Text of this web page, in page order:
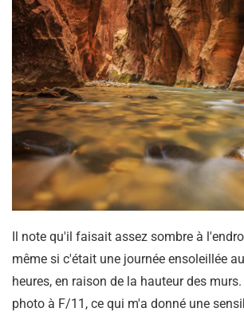
Il note qu'il faisait assez sombre à
même si c'était une journée ensoleillée
heures, en raison de la hauteur des
photo à F/11, ce qui m'a donné une